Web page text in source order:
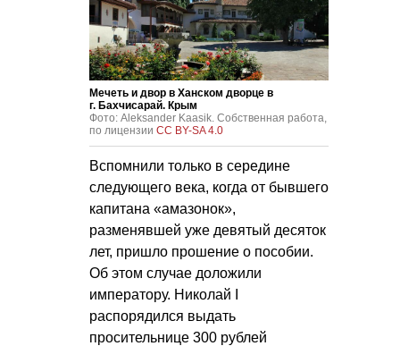
Mечеть и двор в Ханском дворце в
г. Бахчисарай. Крым
Фото: Aleksander Kaasik. Собственная работа,
по лицензии CC BY-SA 4.0
Вспомнили только в середине
следующего века, когда от бывшего
капитана «амазонок»,
разменявшей уже девятый десяток
лет, пришло прошение о пособии.
Об этом случае доложили
императору. Николай I
распорядился выдать
просительнице 300 рублей